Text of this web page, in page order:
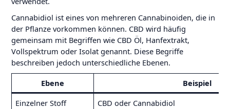
Cannabidiol ist eines von mehreren Cannabinoiden, die in
der Pflanze vorkommen können. CBD wird häufig
gemeinsam mit Begriffen wie CBD Öl, Hanfextrakt,
Vollspektrum oder Isolat genannt. Diese Begriffe
beschreiben jedoch unterschiedliche Ebenen.
Ebene
Beispiel
Einzelner Stoff
CBD oder Cannabidiol